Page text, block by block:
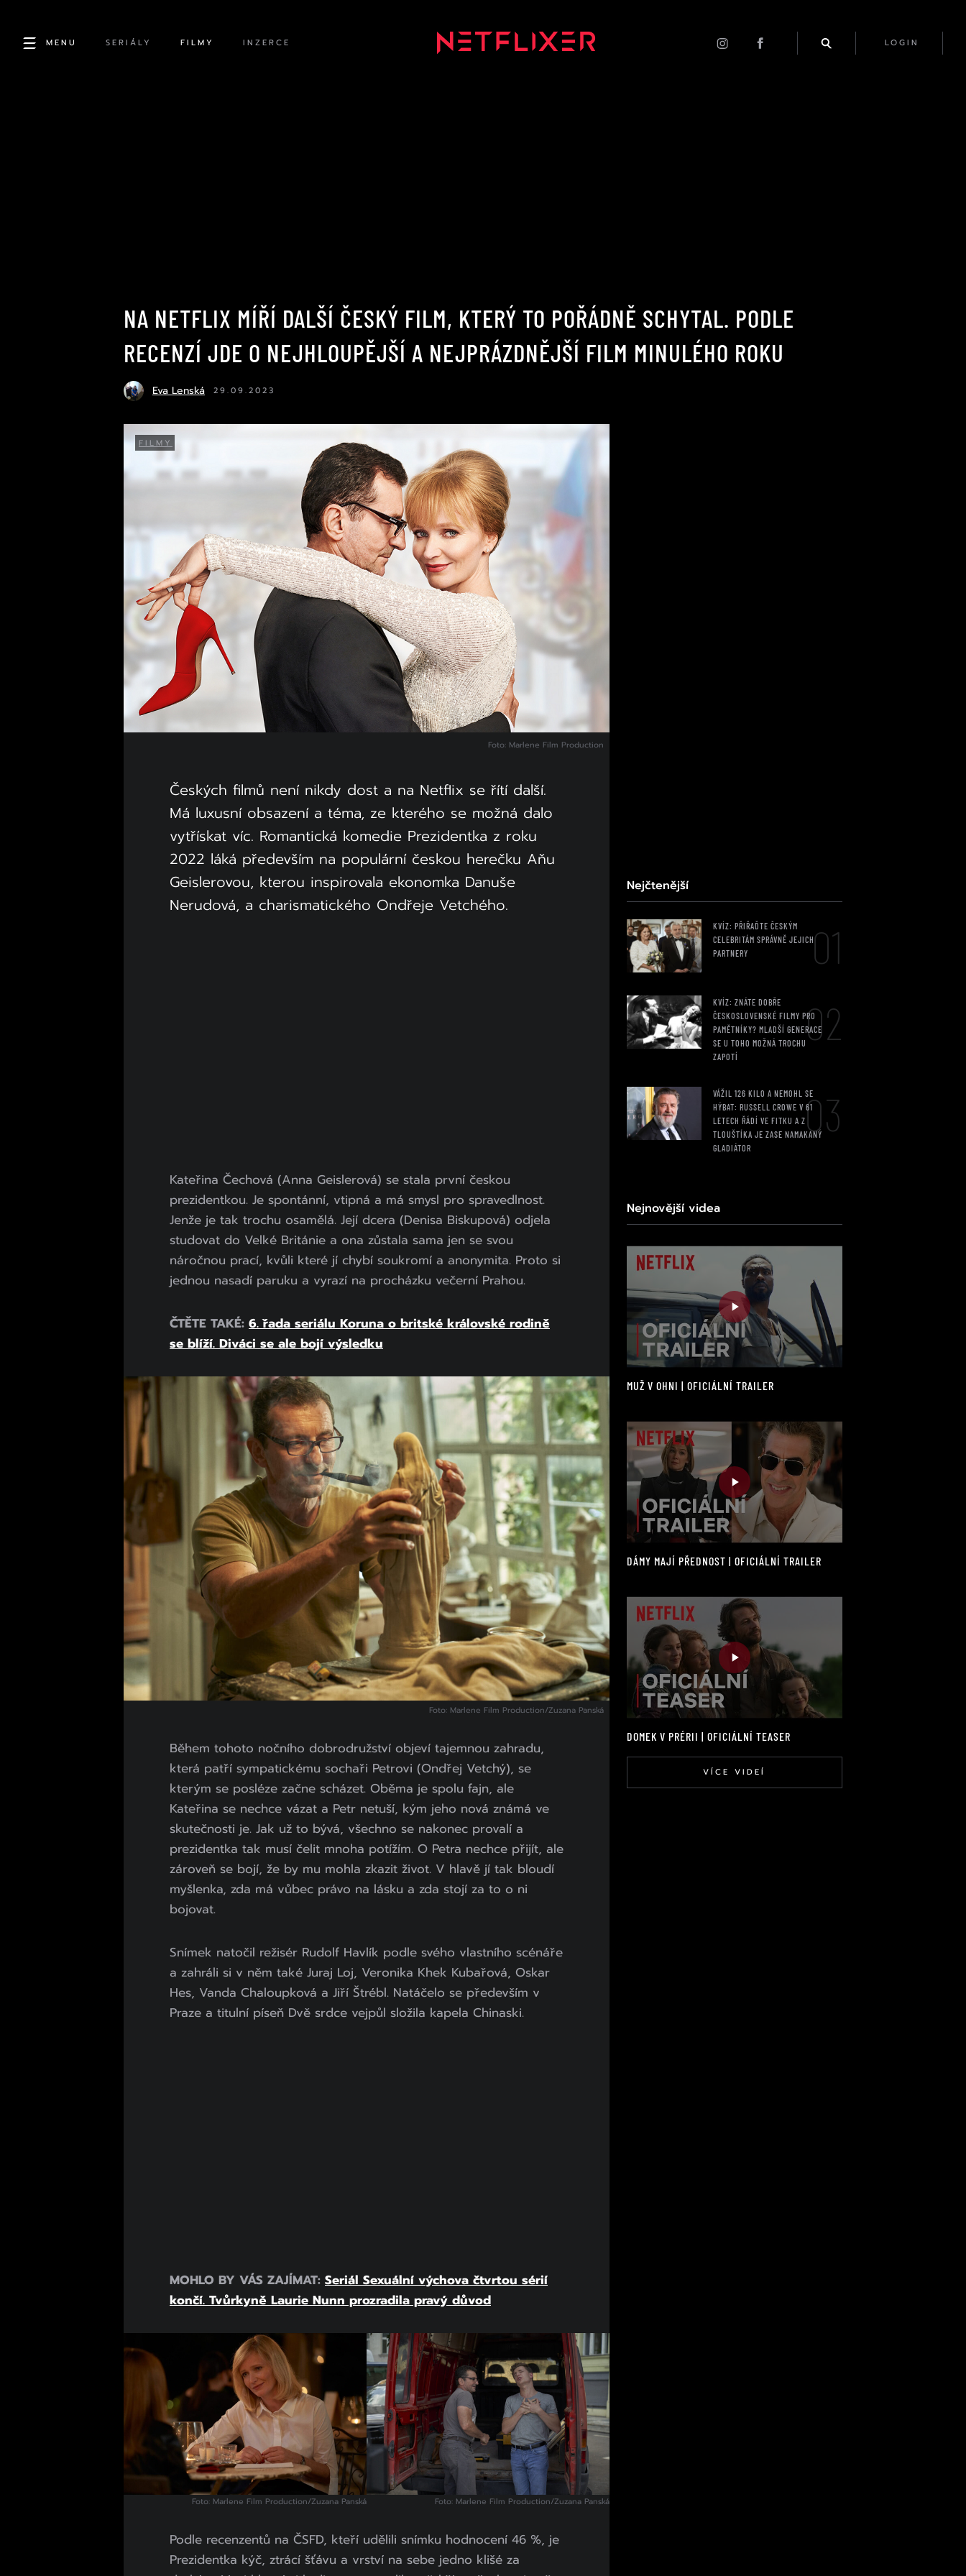
MENU SERIÁLY FILMY INZERCE LOGIN
NA NETFLIX MÍŘÍ DALŠÍ ČESKÝ FILM, KTERÝ TO POŘÁDNĚ SCHYTAL. PODLE
RECENZÍ JDE O NEJHLOUPĚJŠÍ A NEJPRÁZDNĚJŠÍ FILM MINULÉHO ROKU
Eva Lenská 29.09.2023
FILMY
Foto: Marlene Film Production
Českých filmů není nikdy dost a na Netflix se řítí další.
Má luxusní obsazení a téma, ze kterého se možná dalo
vytřískat víc. Romantická komedie Prezidentka z roku
2022 láká především na populární českou herečku Aňu
Geislerovou, kterou inspirovala ekonomka Danuše
Nerudová, a charismatického Ondřeje Vetchého.
Kateřina Čechová (Anna Geislerová) se stala první českou
prezidentkou. Je spontánní, vtipná a má smysl pro spravedlnost.
Jenže je tak trochu osamělá. Její dcera (Denisa Biskupová) odjela
studovat do Velké Británie a ona zůstala sama jen se svou
náročnou prací, kvůli které jí chybí soukromí a anonymita. Proto si
jednou nasadí paruku a vyrazí na procházku večerní Prahou.
ČTĚTE TAKÉ: 6. řada seriálu Koruna o britské královské rodině
se blíží. Diváci se ale bojí výsledku
Foto: Marlene Film Production/Zuzana Panská
Během tohoto nočního dobrodružství objeví tajemnou zahradu,
která patří sympatickému sochaři Petrovi (Ondřej Vetchý), se
kterým se posléze začne scházet. Oběma je spolu fajn, ale
Kateřina se nechce vázat a Petr netuší, kým jeho nová známá ve
skutečnosti je. Jak už to bývá, všechno se nakonec provalí a
prezidentka tak musí čelit mnoha potížím. O Petra nechce přijít, ale
zároveň se bojí, že by mu mohla zkazit život. V hlavě jí tak bloudí
myšlenka, zda má vůbec právo na lásku a zda stojí za to o ni
bojovat.
Snímek natočil režisér Rudolf Havlík podle svého vlastního scénáře
a zahráli si v něm také Juraj Loj, Veronika Khek Kubařová, Oskar
Hes, Vanda Chaloupková a Jiří Štrébl. Natáčelo se především v
Praze a titulní píseň Dvě srdce vejpůl složila kapela Chinaski.
MOHLO BY VÁS ZAJÍMAT: Seriál Sexuální výchova čtvrtou sérií
končí. Tvůrkyně Laurie Nunn prozradila pravý důvod
Foto: Marlene Film Production/Zuzana Panská Foto: Marlene Film Production/Zuzana Panská
Podle recenzentů na ČSFD, kteří udělili snímku hodnocení 46 %, je
Prezidentka kýč, ztrácí šťávu a vrství na sebe jedno klišé za
Nejčtenější
KVÍZ: PŘIŘAĎTE ČESKÝM
CELEBRITÁM SPRÁVNĚ JEJICH
PARTNERY
01
KVÍZ: ZNÁTE DOBŘE
ČESKOSLOVENSKÉ FILMY PRO
PAMĚTNÍKY? MLADŠÍ GENERACE
SE U TOHO MOŽNÁ TROCHU
ZAPOTÍ
02
VÁŽIL 126 KILO A NEMOHL SE
HÝBAT: RUSSELL CROWE V 61
LETECH ŘÁDÍ VE FITKU A Z
TLOUŠTÍKA JE ZASE NAMAKANÝ
GLADIÁTOR
03
Nejnovější videa
MUŽ V OHNI | OFICIÁLNÍ TRAILER
DÁMY MAJÍ PŘEDNOST | OFICIÁLNÍ TRAILER
DOMEK V PRÉRII | OFICIÁLNÍ TEASER
VÍCE VIDEÍ